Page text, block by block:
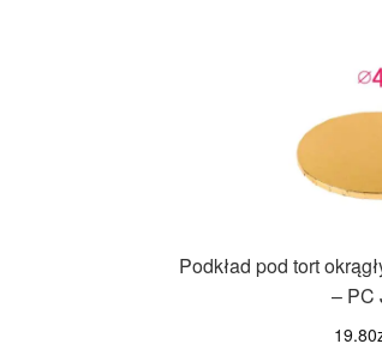
Podkład pod tort
– PC
19.80